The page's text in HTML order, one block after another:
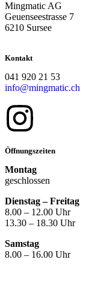
Mingmatic AG
Geuenseestrasse 7
6210 Sursee
Kontakt
041 920 21 53
info@mingmatic.ch
Öffnungszeiten
Montag
geschlossen
Dienstag – Freitag
8.00 – 12.00 Uhr
13.30 – 18.30 Uhr
Samstag
8.00 – 16.00 Uhr